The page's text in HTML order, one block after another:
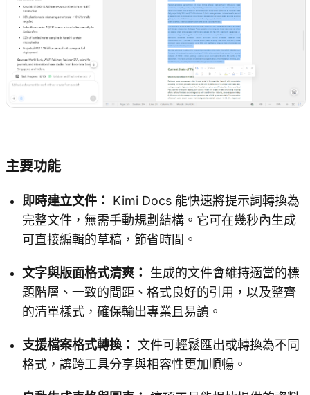
主要功能
即時建立文件：
Kimi Docs 能快速將提示詞轉換為
完整文件，無需手動規劃結構。它可在幾秒內生成
可直接編輯的草稿，節省時間。
文字與版面格式清爽：
生成的文件會維持適當的標
題階層、一致的間距、格式良好的引用，以及整齊
的清單樣式，確保輸出專業且易讀。
支援檔案格式轉換： 文件可輕鬆匯出或轉換為不同
格式，讓跨工具分享與相容性更加順暢。